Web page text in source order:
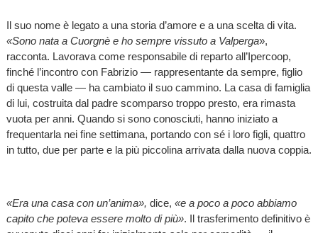
Il suo nome è legato a una storia d’amore e a una scelta di vita.
«Sono nata a Cuorgnè e ho sempre vissuto a Valperga»,
racconta. Lavorava come responsabile di reparto all’Ipercoop,
finché l’incontro con Fabrizio — rappresentante da sempre, figlio
di questa valle — ha cambiato il suo cammino. La casa di famiglia
di lui, costruita dal padre scomparso troppo presto, era rimasta
vuota per anni. Quando si sono conosciuti, hanno iniziato a
frequentarla nei fine settimana, portando con sé i loro figli, quattro
in tutto, due per parte e la più piccolina arrivata dalla nuova coppia.
«Era una casa con un’anima», dice, «e a poco a poco abbiamo
capito che poteva essere molto di più». Il trasferimento definitivo è